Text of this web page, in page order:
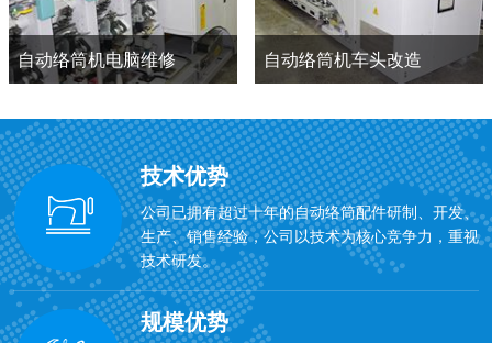
自动络筒机电脑维修 自动络筒机车头改造
技术优势
公司已拥有超过十年的自动络筒配件研制、开发、
生产、销售经验，公司以技术为核心竞争力，重视
技术研发。
规模优势